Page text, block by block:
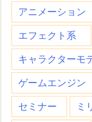
アニメーション
エフェクト系
キャラクターモ
ゲームエンジン
セミナー
ミ